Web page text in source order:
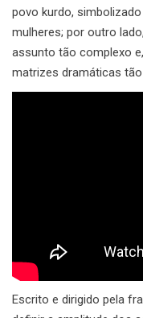
povo kurdo,
mulheres; por outro
assunto tão complexo
matrizes dramáticas
Escrito e dirigido pela